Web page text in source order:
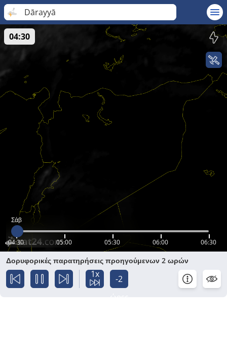
Dārayyā
Σάβ
04:30 05:00 05:30 06:00 06:30
04:30
Δορυφορικές παρατηρήσεις προηγούμενων 2 ωρών
1x
-2